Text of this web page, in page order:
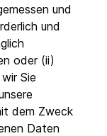
und
und
oder (ii)
Sie
dem Zweck
Daten